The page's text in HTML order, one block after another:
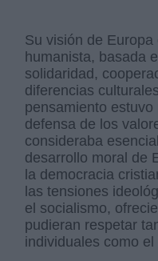
Su visión de
humanista, basada
solidaridad,
diferencias
pensamiento
defensa de los
consideraba
desarrollo moral de
la democracia
las tensiones
el socialismo,
pudieran respetar
individuales como el